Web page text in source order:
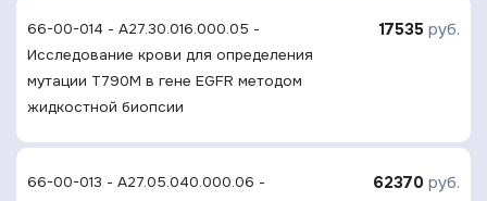
66-00-014 - A27.30.016.000.05 -
Исследование крови для определения
мутации T790M в гене EGFR методом
жидкостной биопсии
17535 руб.
66-00-013 - A27.05.040.000.06 -
62370 руб.